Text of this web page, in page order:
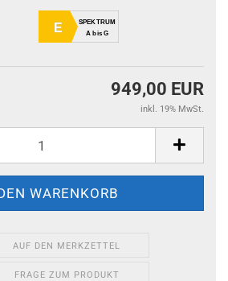
E
SPEKTRUM
A bis G
949,00 EUR
inkl. 19% MwSt.
AUF DEN MERKZETTEL
FRAGE ZUM PRODUKT